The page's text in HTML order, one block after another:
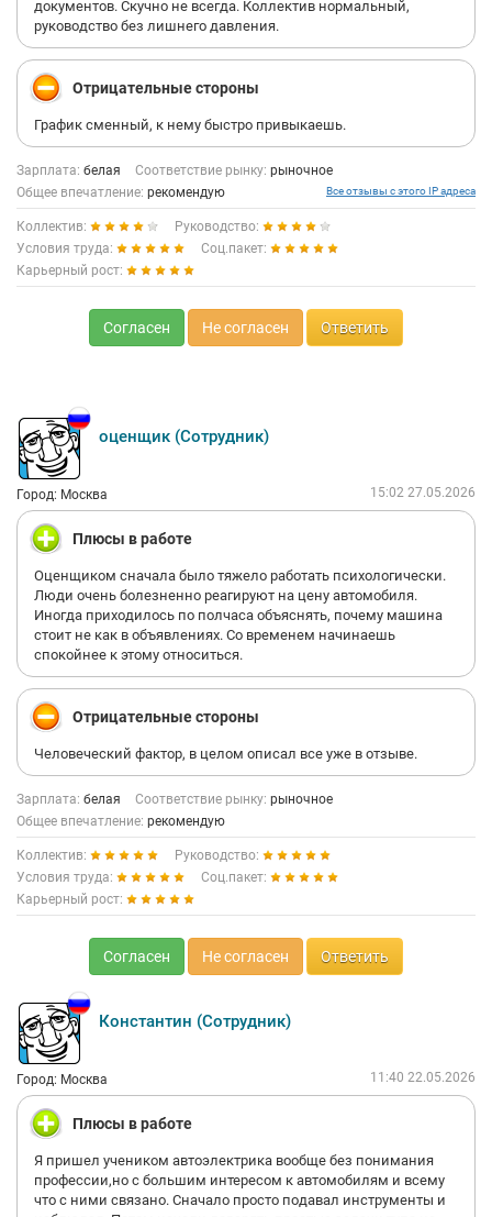
документов. Скучно не всегда. Коллектив нормальный,
руководство без лишнего давления.
Отрицательные стороны
График сменный, к нему быстро привыкаешь.
Зарплата: белая Соответствие рынку: рыночное
Общее впечатление: рекомендую Все отзывы с этого IP адреса
Коллектив:
Руководство:
Условия труда:
Соц.пакет:
Карьерный рост:
Согласен Не согласен Ответить
оценщик (Сотрудник)
Город: Москва 15:02 27.05.2026
Плюсы в работе
Оценщиком сначала было тяжело работать психологически.
Люди очень болезненно реагируют на цену автомобиля.
Иногда приходилось по полчаса объяснять, почему машина
стоит не как в объявлениях. Со временем начинаешь
спокойнее к этому относиться.
Отрицательные стороны
Человеческий фактор, в целом описал все уже в отзыве.
Зарплата: белая Соответствие рынку: рыночное
Общее впечатление: рекомендую
Коллектив:
Руководство:
Условия труда:
Соц.пакет:
Карьерный рост:
Согласен Не согласен Ответить
Константин (Сотрудник)
Город: Москва 11:40 22.05.2026
Плюсы в работе
Я пришел учеником автоэлектрика вообще без понимания
профессии,но с большим интересом к автомобилям и всему
что с ними связано. Сначало просто подавал инструменты и